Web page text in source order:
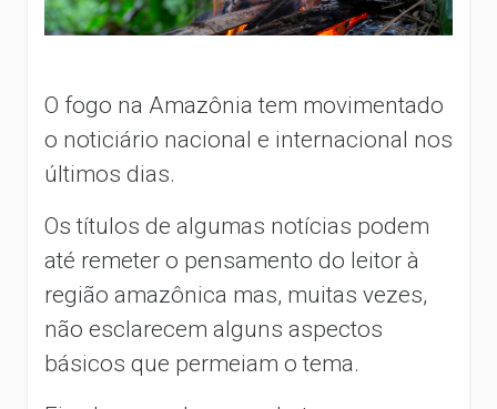
O fogo na Amazônia tem movimentado
o noticiário nacional e internacional nos
últimos dias.
Os títulos de algumas notícias podem
até remeter o pensamento do leitor à
região amazônica mas, muitas vezes,
não esclarecem alguns aspectos
básicos que permeiam o tema.